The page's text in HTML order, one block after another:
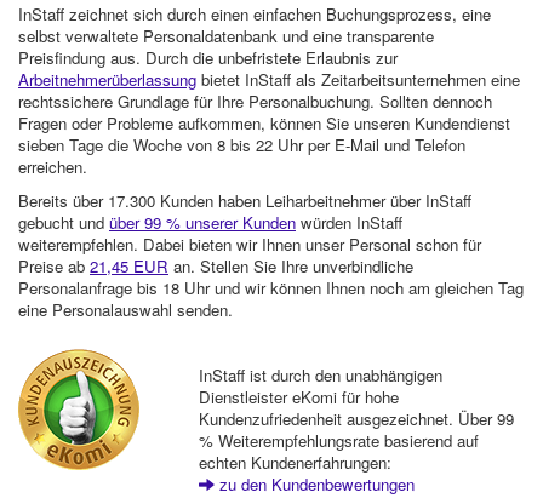
InStaff zeichnet sich durch einen einfachen Buchungsprozess, eine
selbst verwaltete Personaldatenbank und eine transparente
Preisfindung aus. Durch die unbefristete Erlaubnis zur
Arbeitnehmerüberlassung bietet InStaff als Zeitarbeitsunternehmen eine
rechtssichere Grundlage für Ihre Personalbuchung. Sollten dennoch
Fragen oder Probleme aufkommen, können Sie unseren Kundendienst
sieben Tage die Woche von 8 bis 22 Uhr per E-Mail und Telefon
erreichen.
Bereits über 17.300 Kunden haben Leiharbeitnehmer über InStaff
gebucht und über 99 % unserer Kunden würden InStaff
weiterempfehlen. Dabei bieten wir Ihnen unser Personal schon für
Preise ab 21,45 EUR an. Stellen Sie Ihre unverbindliche
Personalanfrage bis 18 Uhr und wir können Ihnen noch am gleichen Tag
eine Personalauswahl senden.
InStaff ist durch den unabhängigen
Dienstleister eKomi für hohe
Kundenzufriedenheit ausgezeichnet. Über 99
% Weiterempfehlungsrate basierend auf
echten Kundenerfahrungen:
zu den Kundenbewertungen